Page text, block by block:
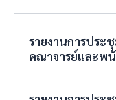
รายงานการประ
คณาจารย์และพ